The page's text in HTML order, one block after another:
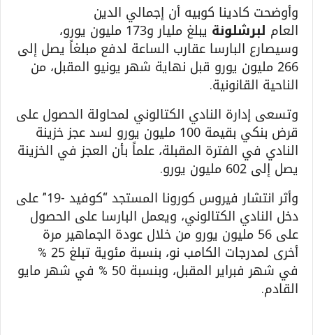
وأوضحت كادينا كوبيه أن إجمالي الدين
العام لبرشلونة يبلغ مليار و173 مليون يورو،
وسيصارع البارسا عقارب الساعة لدفع مبلغاً يصل إلى
266 مليون يورو قبل نهاية شهر يونيو المقبل، من
الناحية القانونية.
وتسعى إدارة النادي الكتالوني لمحاولة الحصول على
قرض بنكي بقيمة 100 مليون يورو لسد عجز خزينة
النادي في الفترة المقبلة، علماً بأن العجز في الخزينة
يصل إلى 602 مليون يورو.
وأثر انتشار فيروس كورونا المستجد “كوفيد -19” على
دخل النادي الكتالوني، ويعمل البارسا على الحصول
على 56 مليون يورو من خلال عودة الجماهير مرة
أخرى لمدرجات الكامب نو، بنسبة مئوية تبلغ 25 %
في شهر فبراير المقبل، وبنسبة 50 % في شهر مايو
القادم.